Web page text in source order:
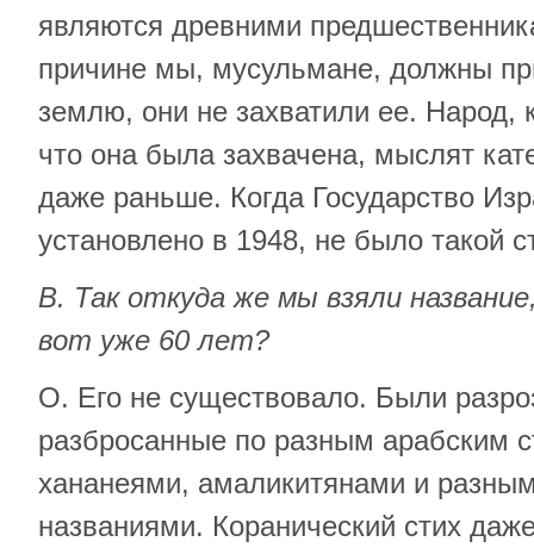
являются древними
причине мы, мусульмане, должны
землю, они не захватили ее. Народ,
что она была захвачена, мыслят
даже раньше. Когда Государство
установлено в 1948, не было такой
В. Так откуда же мы взяли
вот уже 60 лет?
О. Его не существовало. Были
разбросанные по разным арабским
хананеями, амаликитянами и
названиями. Коранический стих